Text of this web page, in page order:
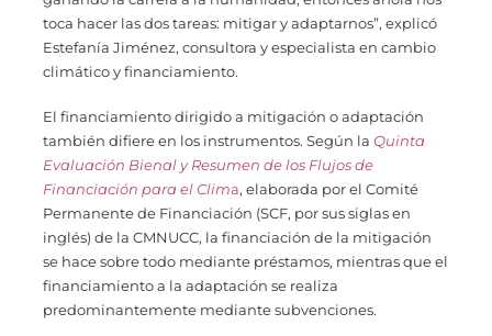
toca hacer las dos tareas: mitigar y adaptarnos”, explicó
Estefanía Jiménez, consultora y especialista en cambio
climático y financiamiento.
El financiamiento dirigido a mitigación o adaptación
también difiere en los instrumentos. Según la Quinta
Evaluación Bienal y Resumen de los Flujos de
Financiación para el Clima, elaborada por el Comité
Permanente de Financiación (SCF, por sus siglas en
inglés) de la CMNUCC, la financiación de la mitigación
se hace sobre todo mediante préstamos, mientras que el
financiamiento a la adaptación se realiza
predominantemente mediante subvenciones.